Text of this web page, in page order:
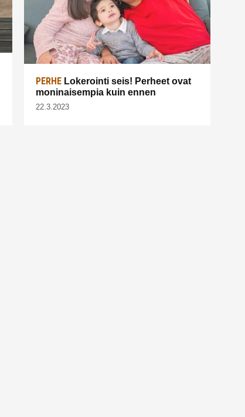
PERHE Lokerointi seis! Perheet ovat
moninaisempia kuin ennen
22.3.2023